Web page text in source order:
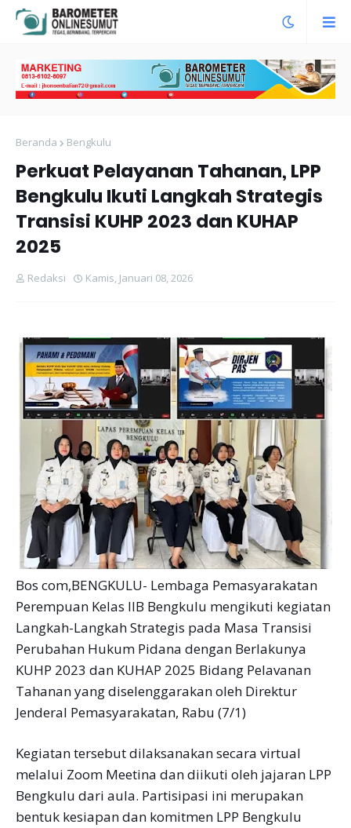
Beranda Bengkulu
Perkuat Pelayanan Tahanan, LPP
Bengkulu Ikuti Langkah Strategis
Transisi KUHP 2023 dan KUHAP
2025
Redaksi Kamis, Januari 08, 2026
Bos com,BENGKULU- Lembaga Pemasyarakatan
Perempuan Kelas IIB Bengkulu mengikuti kegiatan
Langkah-Langkah Strategis pada Masa Transisi
Perubahan Hukum Pidana dengan Berlakunya
KUHP 2023 dan KUHAP 2025 Bidang Pelavanan
Tahanan yang diselenggarakan oleh Direktur
Jenderal Pemasyarakatan, Rabu (7/1)
Kegiatan tersebut dilaksanakan secara virtual
melalui Zoom Meetina dan diikuti oleh jajaran LPP
Bengkulu dari aula. Partisipasi ini merupakan
bentuk kesiapan dan komitmen LPP Bengkulu